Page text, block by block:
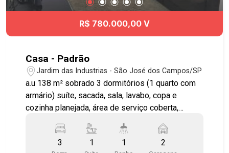
R$ 780.000,00 V
Casa - Padrão
Jardim das Industrias - São José dos Campos/SP
a.u 138 m² sobrado 3 dormitórios (1 quarto com
armário) suíte, sacada, sala, lavabo, copa e
cozinha planejada, área de serviço coberta,
casa maior valor com edícula). Recentemente
reformado
3 1 1 2